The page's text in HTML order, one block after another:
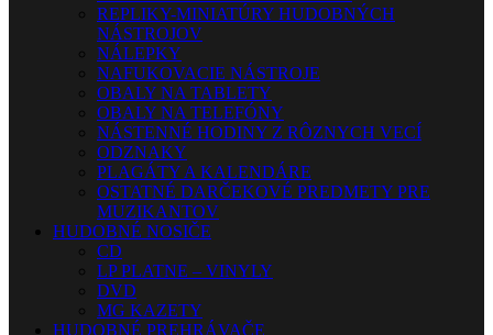
REPLIKY-MINIATÚRY HUDOBNÝCH
NÁSTROJOV
NÁLEPKY
NAFUKOVACIE NÁSTROJE
OBALY NA TABLETY
OBALY NA TELEFÓNY
NÁSTENNÉ HODINY Z RÔZNYCH VECÍ
ODZNAKY
PLAGÁTY A KALENDÁRE
OSTATNÉ DARČEKOVÉ PREDMETY PRE
MUZIKANTOV
HUDOBNÉ NOSIČE
CD
LP PLATNE – VINYLY
DVD
MG KAZETY
HUDOBNÉ PREHRÁVAČE